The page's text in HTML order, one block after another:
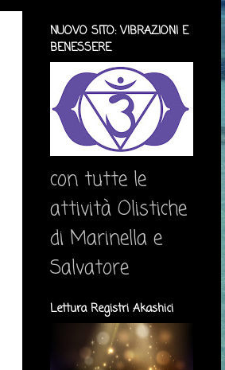
NUOVO SITO: VIBRAZIONI E
BENESSERE
con tutte le
attività Olistiche
di Marinella e
Salvatore
Lettura Registri Akashici